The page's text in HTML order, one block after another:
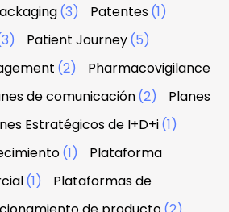
(3) Patentes(1)
Patient Journey(5)
(2)
Pharmacovigilance
de comunicación(2)
Planes
Estratégicos de I+D+i(1)
(1)
Plataforma
(1)
Plataformas de